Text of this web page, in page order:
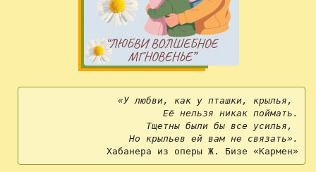
«У любви, как у пташки, крылья,
Её нельзя никак поймать.
Тщетны были бы все усилья,
Но крыльев ей вам не связать».
Хабанера из оперы Ж. Бизе «Кармен»